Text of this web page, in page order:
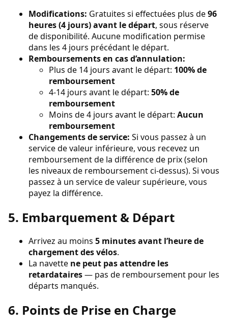
Modifications: Gratuites si effectuées plus de96
heures (4 jours) avant le départ, sous réserve
de disponibilité. Aucune modification permise
dans les 4 jours précédant le départ.
Remboursements en cas d’annulation:
Plus de 14 jours avant le départ: 100% de
remboursement
4-14 jours avant le départ: 50% de
remboursement
Moins de 4 jours avant le départ: Aucun
remboursement
Changements de service: Si vous passez à un
service de valeur inférieure, vous recevez un
remboursement de la différence de prix (selon
les niveaux de remboursement ci-dessus). Si vous
passez à un service de valeur supérieure, vous
payez la différence.
5. Embarquement & Départ
Arrivez au moins 5 minutes avant l’heure de
chargement des vélos.
La navette ne peut pas attendre les
retardataires— pas de remboursement pour les
départs manqués.
6. Points de Prise en Charge